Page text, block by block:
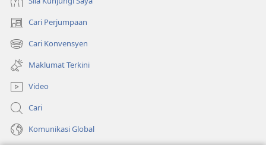
Cari Perjumpaan
(membuka
tetingkap
baharu)
Cari Konvensyen
(membuka
tetingkap
baharu)
Maklumat Terkini
Video
Cari
Komunikasi Global